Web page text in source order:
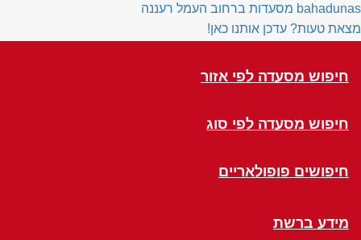
bahadunas מסעדות ברחוב העמל רעננה
מצאת טעות? עדכן אותנו כאן!
חיפוש מסעדה לפי אזור
חיפוש מסעדה לפי סוג
חיפושים פופולאריים
מידע ברשת